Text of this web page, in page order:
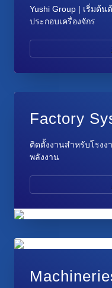
Yushi Group | เริ่มต้
ประกอบเครื่องจักร
Factory
ติดตั้งงานสำหรับโรง
พลังงาน